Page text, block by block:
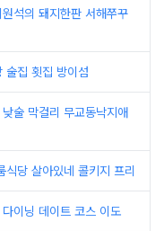
석의 돼지한판 서해쭈꾸
술집 횟집 방이섬
술 막걸리 무교동낙지애
당 살아있네 콜키지 프리
이닝 데이트 코스 이도